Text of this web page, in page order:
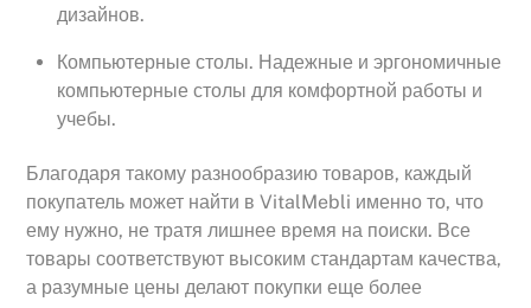
дизайнов.
Компьютерные столы. Надежные и эргономичные
компьютерные столы для комфортной работы и
учебы.
Благодаря такому разнообразию товаров, каждый
покупатель может найти в VitalMebli именно то, что
ему нужно, не тратя лишнее время на поиски. Все
товары соответствуют высоким стандартам качества,
а разумные цены делают покупки еще более